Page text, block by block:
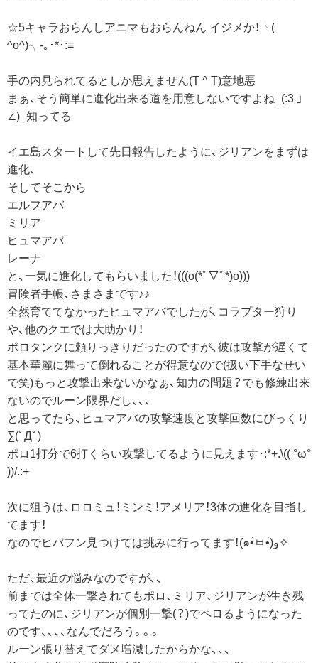
☆5キャラおらんしアニマもおらんねん イジメか！╰(
^o^)╮-｡･*･:≡
手の内見られてるとしか思えません(T ^ T)意地悪
まぁ、そう簡単に進化出来る道を用意しないですよね_(:3 」
∠)_知ってる
イエ島スタートして先日報告したように、ジリアンをまずは
進化、
そしてそこから
エルフアバ
ミリア
ヒュマアバ
レーナ
と、一気に進化してもらいました！(((o(*ﾟ▽ﾟ*)o)))
冒険者手帳、さまさまです♪♪
全然育ててなかったヒュマアバでしたが、コラプター狩り
や、他のクエでは大助かり！
ポロタンクに頼りっきりだったのですが、彼は攻撃が遅くて
基本華麗に舞って倒れることが得意なので(扱い下手なせい
で笑)もっと攻撃出来ないかなぁ、知力の問題？でも修練出来
ないのでルーン限界だし、、、
と思ってたら、ヒュマアバの攻撃速度と攻撃回数にびっくり
∑(ﾟДﾟ)
ポロ1打分で6打くらい攻撃してるように見えます･:*+.\(( °ω°
))/.:+
次に狙うは、ロロミュ！ミンミ！アメリア！3体の進化を目指し
てます！
なのでヒバフン見つけては挑みに行ってます！(๑•̀ㅂ•́)و✧
ただ、最近の悩みなのですが、、
前までは全体一撃されてもポロ、ミリア、ジリアンが生き残
ってたのに、ジリアンが個別一撃(？)でペロるようになった
のです、、、、なんでだろう。。。
ルーン張り替えてダメ増減したからかな、、、